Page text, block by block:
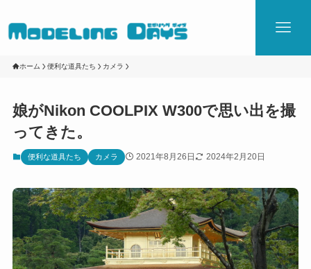
ホーム 便利な道具たち カメラ
娘がNikon COOLPIX W300で思い出を撮
ってきた。
便利な道具たち カメラ 2021年8月26日 2024年2月20日